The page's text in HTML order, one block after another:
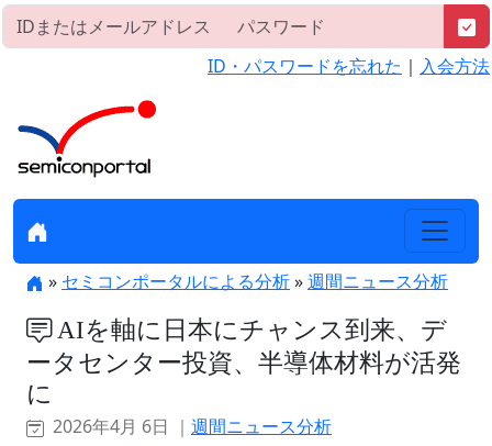
ID・パスワードを忘れた ｜ 入会方法
» セミコンポータルによる分析»週間ニュース分析
AIを軸に日本にチャンス到来、デ
ータセンター投資、半導体材料が活発
に
2026年4月 6日 ｜ 週間ニュース分析